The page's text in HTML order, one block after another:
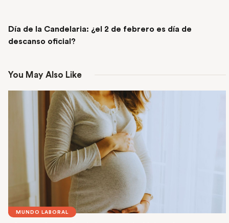
Día de la Candelaria: ¿el 2 de febrero es día de
descanso oficial?
You May Also Like
MUNDO LABORAL